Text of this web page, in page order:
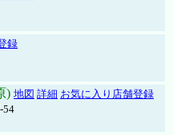
録
) 地図 詳細 お気に入り店舗登録
54